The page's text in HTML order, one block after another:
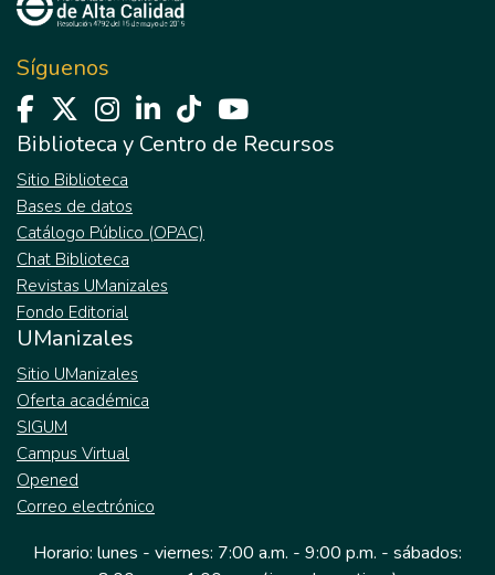
Síguenos
Biblioteca y Centro de Recursos
Sitio Biblioteca
Bases de datos
Catálogo Público (OPAC)
Chat Biblioteca
Revistas UManizales
Fondo Editorial
UManizales
Sitio UManizales
Oferta académica
SIGUM
Campus Virtual
Opened
Correo electrónico
Horario: lunes - viernes: 7:00 a.m. - 9:00 p.m. - sábados: